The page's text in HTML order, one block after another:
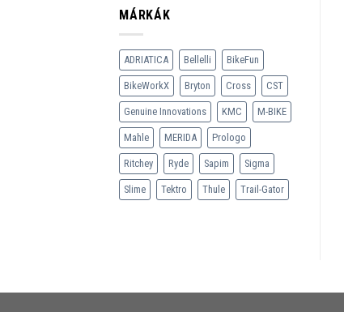
MÁRKÁK
ADRIATICA Bellelli BikeFun
BikeWorkX Bryton Cross CST
Genuine Innovations KMC M-BIKE
Mahle MERIDA Prologo
Ritchey Ryde Sapim Sigma
Slime Tektro Thule Trail-Gator